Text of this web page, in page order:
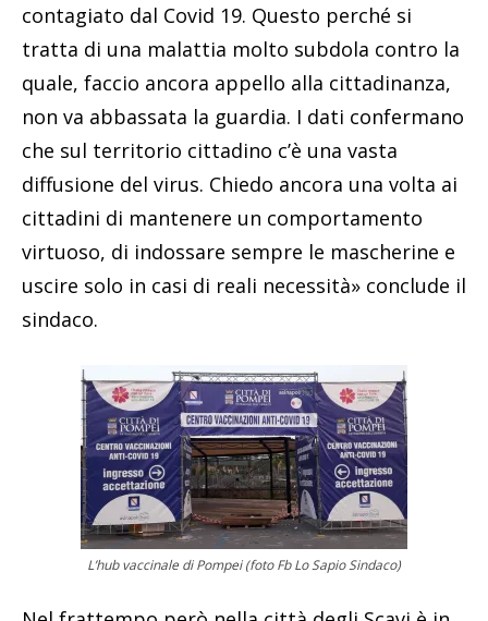
contagiato dal Covid 19. Questo perché si
tratta di una malattia molto subdola contro la
quale, faccio ancora appello alla cittadinanza,
non va abbassata la guardia. I dati confermano
che sul territorio cittadino c’è una vasta
diffusione del virus. Chiedo ancora una volta ai
cittadini di mantenere un comportamento
virtuoso, di indossare sempre le mascherine e
uscire solo in casi di reali necessità» conclude il
sindaco.
L’hub vaccinale di Pompei (foto Fb Lo Sapio Sindaco)